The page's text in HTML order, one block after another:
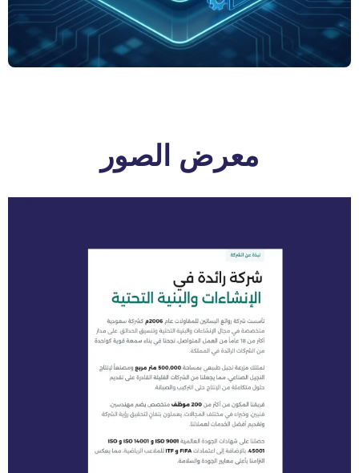
معرض الصور